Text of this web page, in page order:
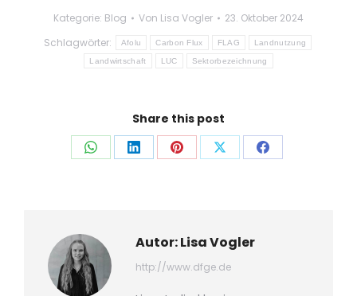
Kategorie: Blog Von Lisa Vogler
23. Oktober 2024
Schlagwörter:
Afolu Carbon Flux FLAG Landnutzung
Landwirtschaft LUC Sektorbezeichnung
Share this post
Auf
Auf
Auf
Auf
Auf
Autor:Lisa Vogler
http://www.dfge.de